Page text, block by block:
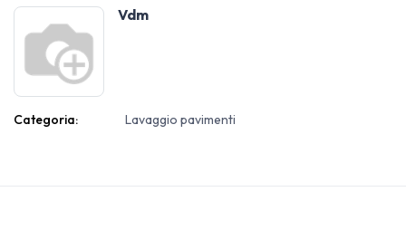
Vdm
Categoria: Lavaggio pavimenti